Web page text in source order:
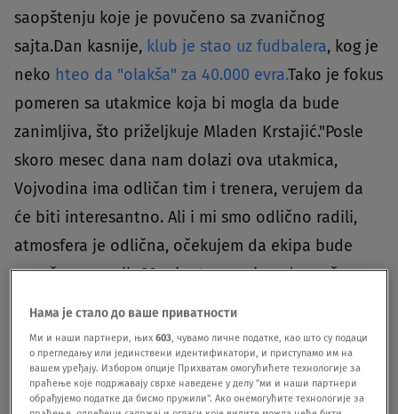
saopštenju koje je povučeno sa zvaničnog
sajta.Dan kasnije, klub je stao uz fudbalera, kog je
neko hteo da "olakša" za 40.000 evra.Tako je fokus
pomeren sa utakmice koja bi mogla da bude
zanimljiva, što priželjkuje Mladen Krstajić."Posle
skoro mesec dana nam dolazi ova utakmica,
Vojvodina ima odličan tim i trenera, verujem da
će biti interesantno. Ali i mi smo odlično radili,
atmosfera je odlična, očekujem da ekipa bude
angažovana svih 90 minuta, verujem da možemo
da ostvarimo pobedu", rekao je Krstajić, a u TSC-u
dodaju da još nisu izgubili od Vojvodine i da žele
nastavak
tradicije.https://www.youtube.com/watch?
Нама је стало до ваше приватности
Ми и наши партнери, њих603, чувамо личне податке, као што су подаци
о прегледању или јединствени идентификатори, и приступамо им на
вашем уређају. Избором опције Прихватам омогућићете технологије за
праћење које подржавају сврхе наведене у делу "ми и наши партнери
обрађујемо податке да бисмо пружили". Ако онемогућите технологије за